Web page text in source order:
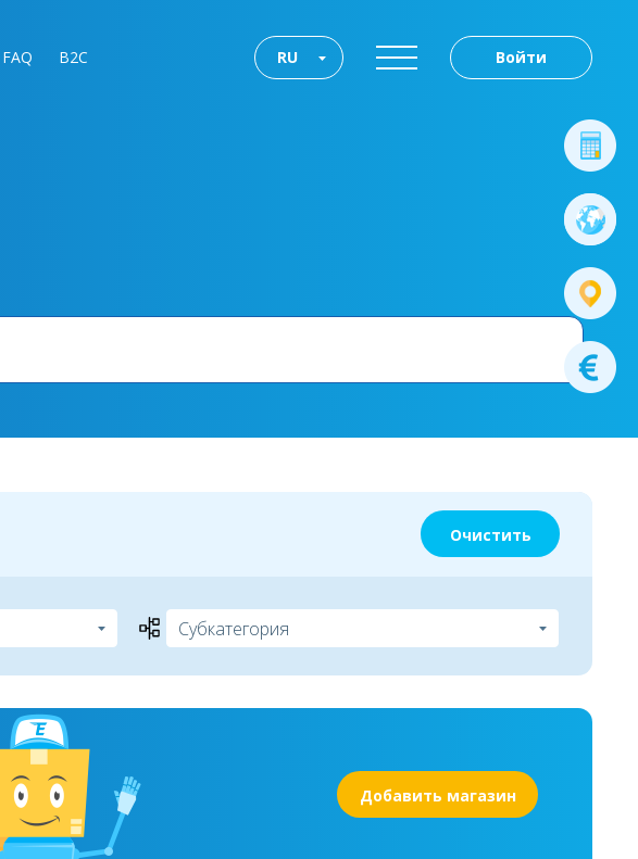
FAQ B2C Войти
RU
Очистить
Добавить магазин